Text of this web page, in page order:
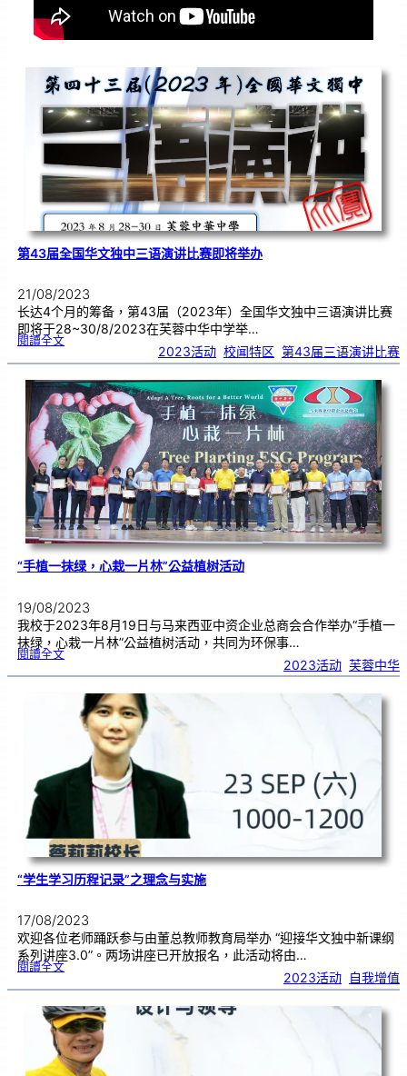
第43届全国华文独中三语演讲比赛即将举办
21/08/2023
长达4个月的筹备，第43届（2023年）全国华文独中三语演讲比赛
即将于28~30/8/2023在芙蓉中华中学举…
閱讀全文:第
届
国
华
文
独
中
三
语
演
讲
比
赛
即
将
举
办
2023活动 校闻特区 第43届三语演讲比赛
“手植一抹绿，心栽一片林”公益植树活动
19/08/2023
我校于2023年8月19日与马来西亚中资企业总商会合作举办“手植一
抹绿，心栽一片林”公益植树活动，共同为环保事…
閱讀全文:“
一
活
动
2023活动 芙蓉中华
“学生学习历程记录”之理念与实施
17/08/2023
欢迎各位老师踊跃参与由董总教师教育局举办 “迎接华文独中新课纲
系列讲座3.0”。两场讲座已开放报名，此活动将由…
閱讀全文:
“
学
历
程
记
录
”
之
理
念
与
实
施
2023活动 自我增值